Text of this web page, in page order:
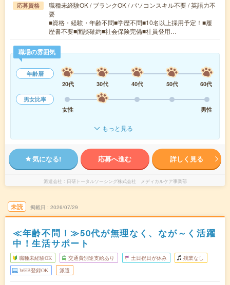
応募資格
職種未経験OK / ブランクOK / パソコンスキル不要 / 英語力不
要
■資格・経験・年齢不問■学歴不問■10名以上採用予定！■履
歴書不要■面談確約■社会保険完備■社員登用…
職場の雰囲気
年齢層
20代
30代 40代 50代
60代
男女比率
女性
男性
もっと見る
気になる! 応募へ進む 詳しく見る
派遣会社 日研トータルソーシング株式会社 メディカルケア事業部
未読 掲載日 2026/07/29
≪年齢不問！≫50代が無理なく、なが～く活躍
中！生活サポート
職種未経験OK 交通費別途支給あり 土日祝日が休み 残業なし
WEB登録OK 派遣